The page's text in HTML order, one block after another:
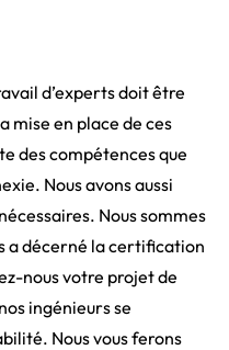
d’experts doit être
mise en place de ces
des compétences que
Nous avons aussi
Nous sommes
a décerné la certification
nous votre projet de
ingénieurs se
Nous vous ferons